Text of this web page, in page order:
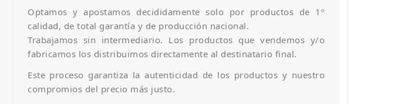
Optamos y apostamos decididamente solo por productos de 1º
calidad, de total garantía y de producción nacional.
Trabajamos sin intermediario. Los productos que vendemos y/o
fabricamos los distribuimos directamente al destinatario final.
Este proceso garantiza la autenticidad de los productos y nuestro
compromios del precio más justo.